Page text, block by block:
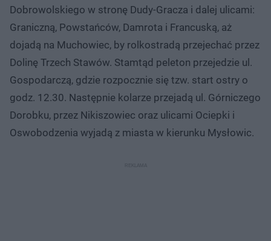
Dobrowolskiego w stronę Dudy-Gracza i dalej ulicami:
Graniczną, Powstańców, Damrota i Francuską, aż
dojadą na Muchowiec, by rolkostradą przejechać przez
Dolinę Trzech Stawów. Stamtąd peleton przejedzie ul.
Gospodarczą, gdzie rozpocznie się tzw. start ostry o
godz. 12.30. Następnie kolarze przejadą ul. Górniczego
Dorobku, przez Nikiszowiec oraz ulicami Ociepki i
Oswobodzenia wyjadą z miasta w kierunku Mysłowic.